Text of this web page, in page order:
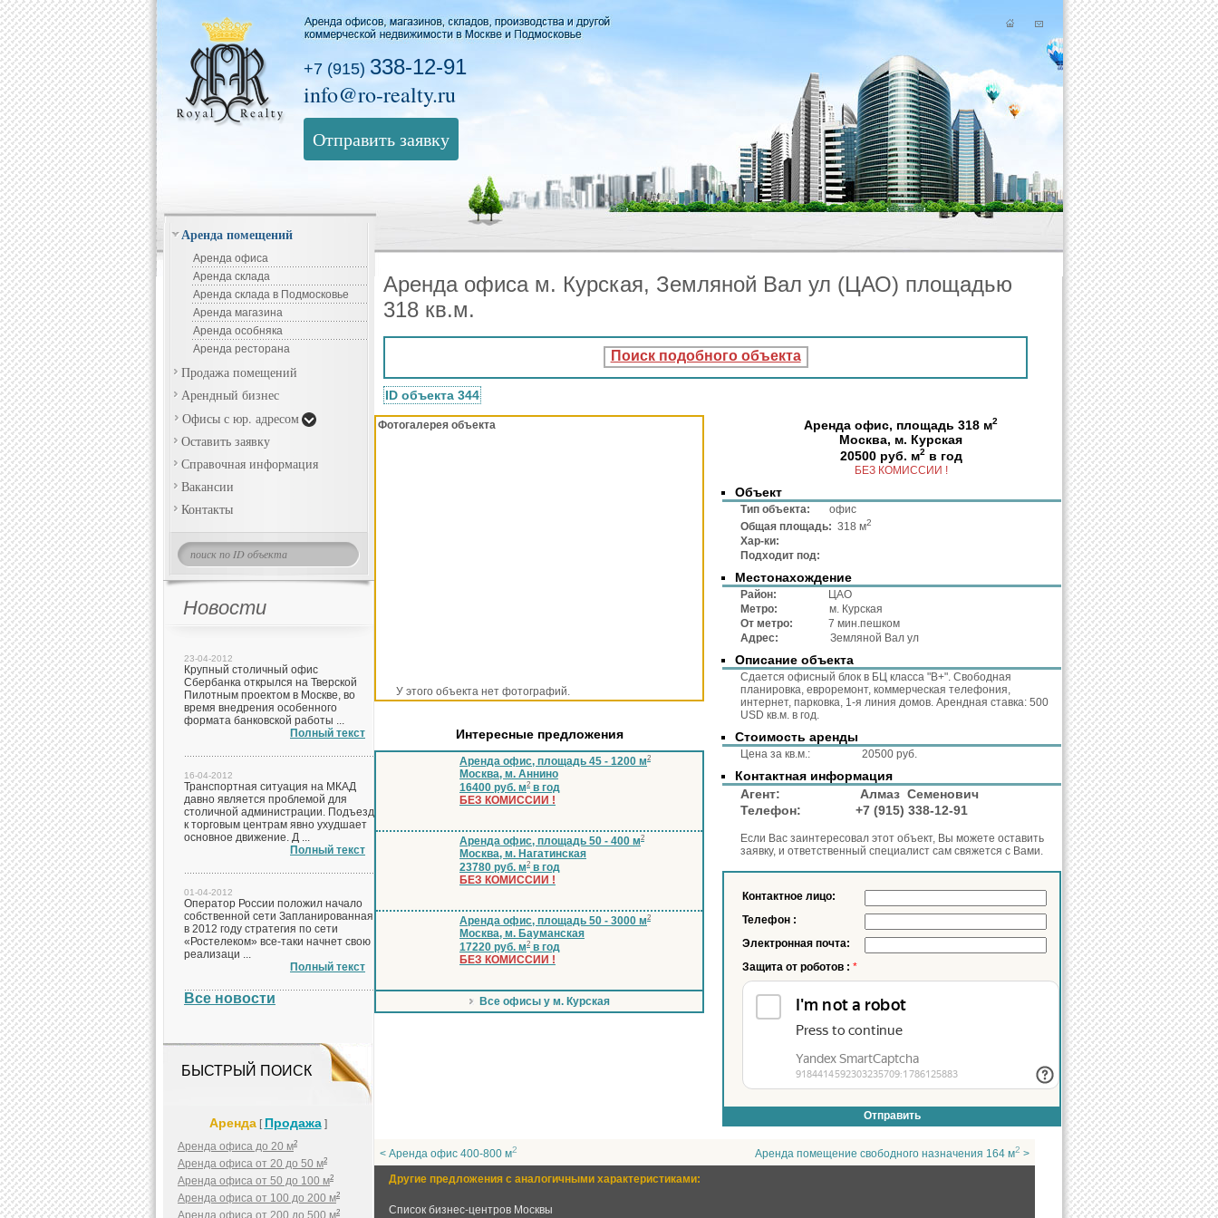
+7 (915) 338-12-91
info@ro-realty.ru
Отправить заявку
Аренда помещений
Аренда офиса
Аренда склада
Аренда склада в Подмосковье
Аренда магазина
Аренда особняка
Аренда ресторана
Продажа помещений
Арендный бизнес
Офисы с юр. адресом
Оставить заявку
Справочная информация
Вакансии
Контакты
Новости
23-04-2012
Крупный столичный офис
Сбербанка открылся на Тверской
Пилотным проектом в Москве, во
время внедрения особенного
формата банковской работы ...
Полный текст
16-04-2012
Транспортная ситуация на МКАД
давно является проблемой для
столичной администрации. Подъезд
к торговым центрам явно ухудшает
основное движение. Д ...
Полный текст
01-04-2012
Оператор России положил начало
собственной сети Запланированная
в 2012 году стратегия по сети
«Ростелеком» все-таки начнет свою
реализаци ...
Полный текст
Все новости
БЫСТРЫЙ ПОИСК
Аренда[ Продажа]
Аренда офиса до 20 м2
Аренда офиса от 20 до 50 м2
Аренда офиса от 50 до 100 м2
Аренда офиса от 100 до 200 м2
Аренда офиса от 200 до 500 м2
Аренда офиса м. Курская, Земляной Вал ул (ЦАО) площадью
318 кв.м.
Поиск подобного объекта
ID объекта 344
Фотогалерея объекта
У этого объекта нет фотографий.
Интересные предложения
Аренда офис, площадь 45 - 1200 м2
Москва, м. Аннино
16400 руб. м2 в год
БЕЗ КОМИССИИ !
Аренда офис, площадь 50 - 400 м2
Москва, м. Нагатинская
23780 руб. м2 в год
БЕЗ КОМИССИИ !
Аренда офис, площадь 50 - 3000 м2
Москва, м. Бауманская
17220 руб. м2 в год
БЕЗ КОМИССИИ !
Все офисы у м. Курская
Аренда офис, площадь 318 м2
Москва, м. Курская
20500 руб. м2в год
БЕЗ КОМИССИИ !
Объект
Тип объекта:
офис
Общая площадь: 318 м2
Хар-ки:
Подходит под:
Местонахождение
Район:
ЦАО
Метро:
м. Курская
От метро:
7 мин.пешком
Адрес:
Земляной Вал ул
Описание объекта
Сдается офисный блок в БЦ класса "В+". Свободная
планировка, евроремонт, коммерческая телефония,
интернет, парковка, 1-я линия домов. Арендная ставка: 500
USD кв.м. в год.
Стоимость аренды
Цена за кв.м.: 20500 руб.
Контактная информация
Агент:
Алмаз Семенович
Телефон:
+7 (915) 338-12-91
Если Вас заинтересовал этот объект, Вы можете оставить
заявку, и ответственный специалист сам свяжется с Вами.
Контактное лицо:
Телефон :
Электронная почта:
Защита от роботов : *
< Аренда офис 400-800 м2 Аренда помещение свободного назначения 164 м2 >
Другие предложения с аналогичными характеристиками:
Список бизнес-центров Москвы